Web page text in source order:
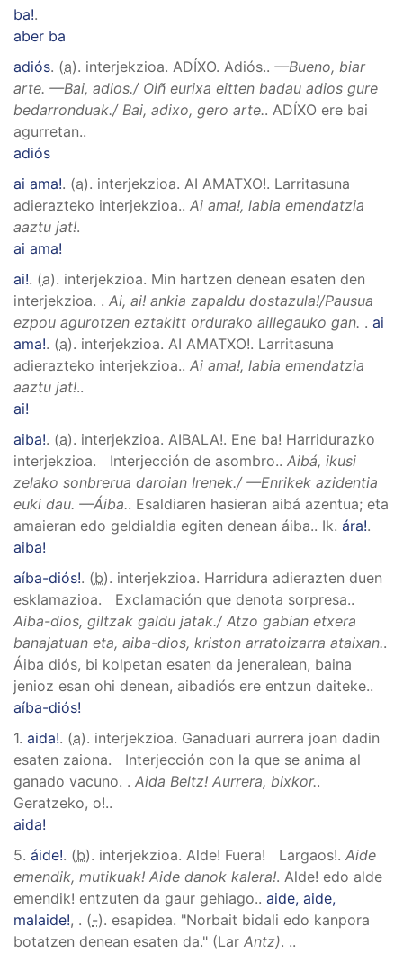
ba!.
aber ba
adiós. (a). interjekzioa. ADÍXO. Adiós.. —Bueno, biar
arte. —Bai, adios./ Oiñ eurixa eitten badau adios gure
bedarronduak./ Bai, adixo, gero arte.. ADÍXO ere bai
agurretan..
adiós
ai ama!. (a). interjekzioa. AI AMATXO!. Larritasuna
adierazteko interjekzioa.. Ai ama!, labia emendatzia
aaztu jat!.
ai ama!
ai!. (a). interjekzioa. Min hartzen denean esaten den
interjekzioa. . Ai, ai! ankia zapaldu dostazula!/Pausua
ezpou agurotzen eztakitt ordurako aillegauko gan. . ai
ama!. (a). interjekzioa. AI AMATXO!. Larritasuna
adierazteko interjekzioa.. Ai ama!, labia emendatzia
aaztu jat!..
ai!
aiba!. (a). interjekzioa. AIBALA!. Ene ba! Harridurazko
interjekzioa. Interjección de asombro.. Aibá, ikusi
zelako sonbrerua daroian Irenek./ —Enrikek azidentia
euki dau. —Áiba.. Esaldiaren hasieran aibá azentua; eta
amaieran edo geldialdia egiten denean áiba.. Ik. ára!.
aiba!
aíba-diós!. (b). interjekzioa. Harridura adierazten duen
esklamazioa. Exclamación que denota sorpresa..
Aiba-dios, giltzak galdu jatak./ Atzo gabian etxera
banajatuan eta, aiba-dios, kriston arratoizarra ataixan..
Áiba diós, bi kolpetan esaten da jeneralean, baina
jenioz esan ohi denean, aibadiós ere entzun daiteke..
aíba-diós!
1. aida!. (a). interjekzioa. Ganaduari aurrera joan dadin
esaten zaiona. Interjección con la que se anima al
ganado vacuno. . Aida Beltz! Aurrera, bixkor..
Geratzeko, o!..
aida!
5. áide!. (b). interjekzioa. Alde! Fuera! Largaos!. Aide
emendik, mutikuak! Aide danok kalera!. Alde! edo alde
emendik! entzuten da gaur gehiago.. aide, aide,
malaide!, . (-). esapidea. "Norbait bidali edo kanpora
botatzen denean esaten da." (Lar Antz). ..